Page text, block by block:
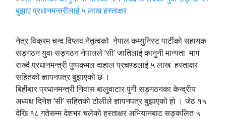
नेत्र विक्रम चन्द विप्लव नेतृत्वको नेपाल कम्युनिस्ट पार्टीको सहायक
सङ्गठन युवा सङ्गठन नेपालले ‘सी’ जातिलाई कानुनी मान्यता माग
राख्दै प्रधानमन्त्री पुष्पकमल दाहाल प्रचण्डलाई ५ लाख हस्ताक्षर
सहितको ज्ञापनपत्र बुझाएको छ ।
बिहीबार प्रधानमन्त्री निवास बालुवाटार पुगी सङ्गठनका केन्द्रीय
अध्यक्ष दिनेश ‘सी’ सहितको टोलीले ज्ञापनपत्र बुझाएको हो । जेठ १५
देखि १८ गतेसम्म देशभर चलेको हस्ताक्षर अभियानबाट सङ्कलित ५